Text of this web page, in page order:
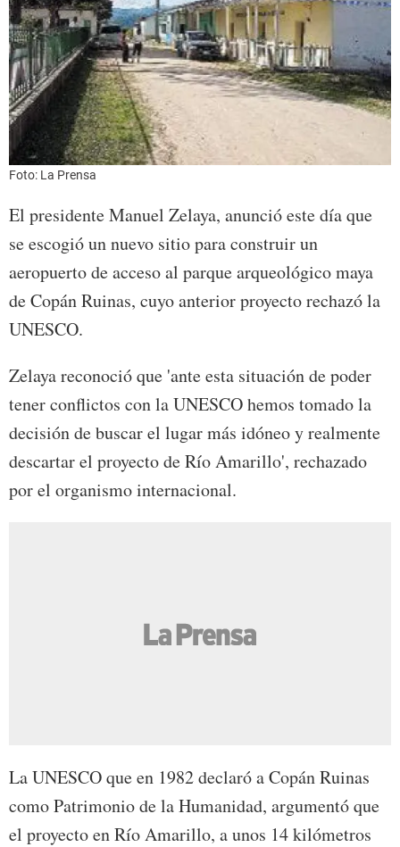
Foto: La Prensa
El presidente Manuel Zelaya, anunció este día que
se escogió un nuevo sitio para construir un
aeropuerto de acceso al parque arqueológico maya
de Copán Ruinas, cuyo anterior proyecto rechazó la
UNESCO.
Zelaya reconoció que 'ante esta situación de poder
tener conflictos con la UNESCO hemos tomado la
decisión de buscar el lugar más idóneo y realmente
descartar el proyecto de Río Amarillo', rechazado
por el organismo internacional.
La UNESCO que en 1982 declaró a Copán Ruinas
como Patrimonio de la Humanidad, argumentó que
el proyecto en Río Amarillo, a unos 14 kilómetros